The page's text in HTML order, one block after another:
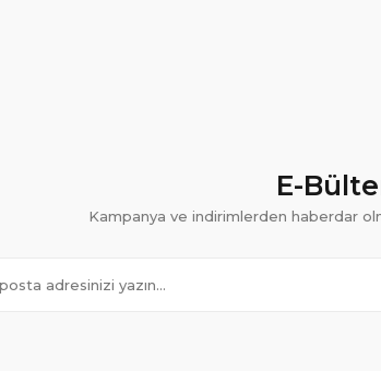
E-
Kampanya ve indirimlerden haberdar